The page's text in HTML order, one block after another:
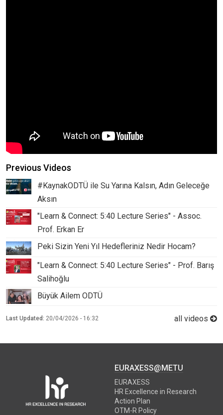
Previous Videos
#KaynakODTÜ ile Su Yarına Kalsın, Adın Geleceğe
Aksın
"Learn & Connect: 5:40 Lecture Series" - Assoc.
Prof. Erkan Er
Peki Sizin Yeni Yıl Hedefleriniz Nedir Hocam?
"Learn & Connect: 5:40 Lecture Series" - Prof. Barış
Salihoğlu
Büyük Ailem ODTÜ
all videos
Last Updated: 20/04/2026 - 16:32
EURAXESS@METU
EURAXESS
HR Excellence in Research
Action Plan
OTM-R Policy